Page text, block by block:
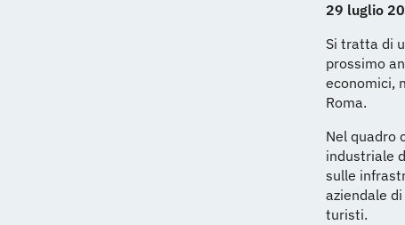
29 luglio
Si tratta di
prossimo
economici,
Roma.
Nel quadro
industriale
sulle
aziendale
turisti.